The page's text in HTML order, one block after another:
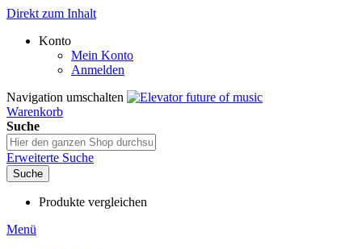
Direkt zum Inhalt
Konto
Mein Konto
Anmelden
Navigation umschalten
Warenkorb
Suche
Erweiterte Suche
Suche
Produkte vergleichen
Menü